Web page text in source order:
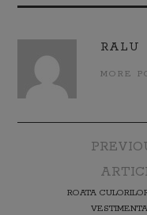
RALU
MORE
Post
ROATA